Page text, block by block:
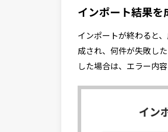
インポート結果を
インポートが終わると
成され、何件が失敗し
した場合は、エラー内